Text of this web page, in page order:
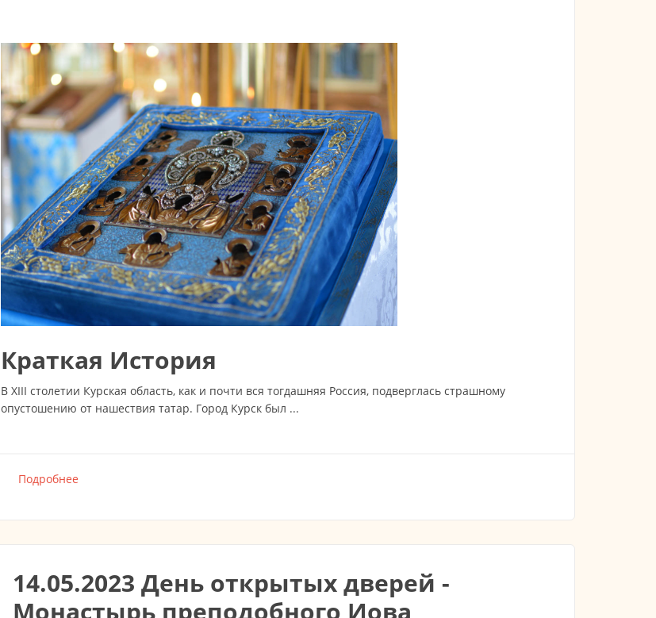
Краткая История
В XIII столетии Курская область, как и почти вся тогдашняя Россия, подверглась страшному
опустошению от нашествия татар. Город Курск был ...
Подробнее
14.05.2023 День открытых дверей -
Монастырь преподобного Иова